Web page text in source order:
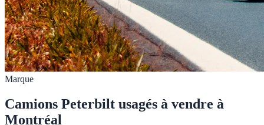
Marque
Camions Peterbilt usagés à vendre à
Montréal